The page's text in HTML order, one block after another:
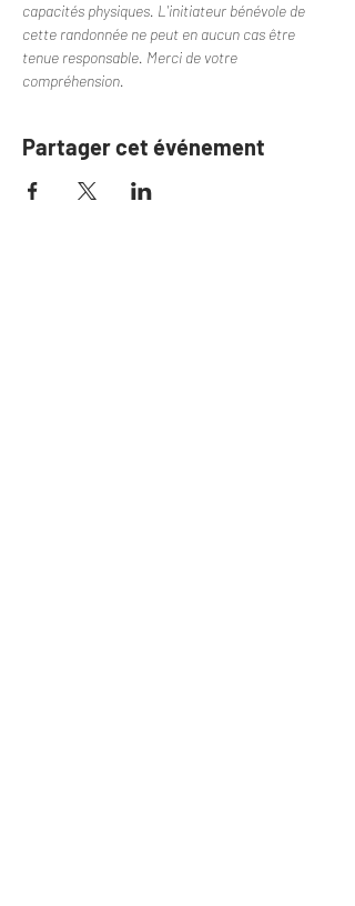
capacités physiques. L'initiateur bénévole de
cette randonnée ne peut en aucun cas être
tenue responsable. Merci de votre
compréhension.
Partager cet événement